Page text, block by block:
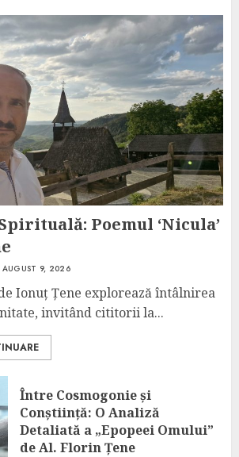
Poemul ‘Nicula’
AUGUST 9, 2026
Ionuț Țene explorează întâlnirea
invitând cititorii la...
Între Cosmogonie și
Conștiință: O Analiză
Detaliată a „Epopeei Omului”
de Al. Florin Țene